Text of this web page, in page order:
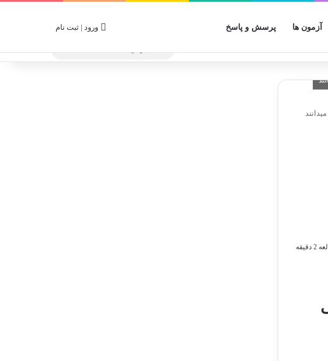
آزمون ها پرسش و پاسخ ورود | ثبت نام